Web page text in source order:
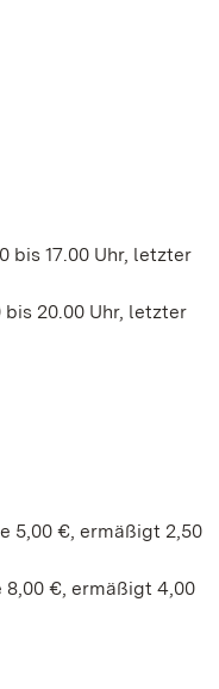
bis 17.00 Uhr, letzter
20.00 Uhr, letzter
5,00 €, ermäßigt 2,50
8,00 €, ermäßigt 4,00